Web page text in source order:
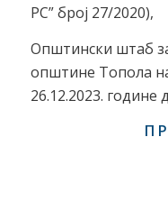
РС” број 27/2020),
Општински штаб
општине Топола
26.12.2023. године
П